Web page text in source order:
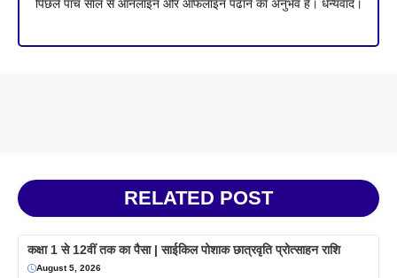
पिछले पांच साल से ऑनलाइन और ऑफलाइन पढाने का अनुभव है। धन्यवाद।
RELATED POST
कक्षा 1 से 12वीं तक का पैसा | साईकिल पोशाक छात्रवृति प्रोत्साहन राशि
August 5, 2026